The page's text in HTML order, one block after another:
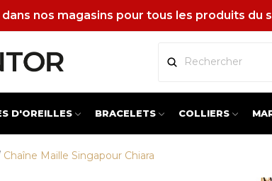
nos magasins pour tous les produits du
D'OREILLES BRACELETS COLLIERS
Chaîne Maille Singapour Chiara